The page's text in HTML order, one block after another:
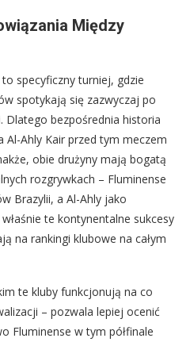
Między
specyficzny turniej, gdzie
spotykają się zazwyczaj po
Dlatego bezpośrednia historia
Al-Ahly Kair przed tym meczem
obie drużyny mają bogatą
rozgrywkach – Fluminense
Brazylii, a Al-Ahly jako
te kontynentalne sukcesy
na rankingi klubowe na całym
te kluby funkcjonują na co
– pozwala lepiej ocenić
Fluminense w tym półfinale